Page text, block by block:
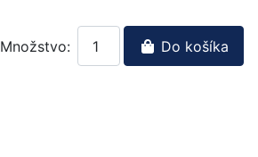
Množstvo: Do košíka